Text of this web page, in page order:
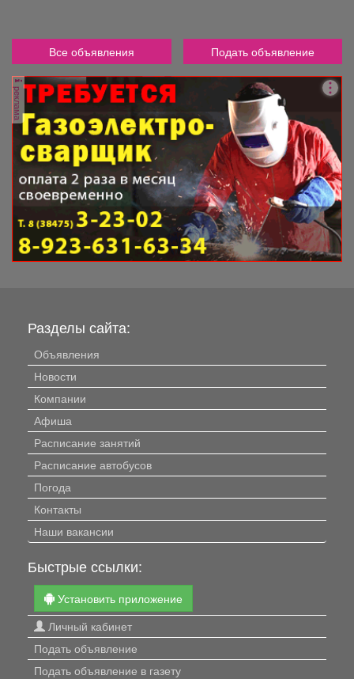
Все объявления Подать объявление
реклама
Разделы сайта:
Объявления
Новости
Компании
Афиша
Расписание занятий
Расписание автобусов
Погода
Контакты
Наши вакансии
Быстрые ссылки:
Установить приложение
Личный кабинет
Подать объявление
Подать объявление в газету